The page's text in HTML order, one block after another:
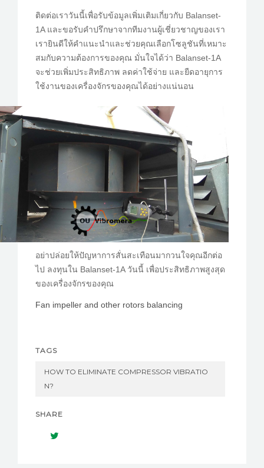
ติดต่อเราวันนี้เพื่อรับข้อมูลเพิ่มเติมเกี่ยวกับ Balanset-
1A และขอรับคำปรึกษาจากทีมงานผู้เชี่ยวชาญของเรา
เรายินดีให้คำแนะนำและช่วยคุณเลือกโซลูชันที่เหมาะ
สมกับความต้องการของคุณ มั่นใจได้ว่า Balanset-1A
จะช่วยเพิ่มประสิทธิภาพ ลดค่าใช้จ่าย และยืดอายุการ
ใช้งานของเครื่องจักรของคุณได้อย่างแน่นอน
อย่าปล่อยให้ปัญหาการสั่นสะเทือนมากวนใจคุณอีกต่อ
ไป ลงทุนใน Balanset-1A วันนี้ เพื่อประสิทธิภาพสูงสุด
ของเครื่องจักรของคุณ
Fan impeller and other rotors balancing
TAGS
HOW TO ELIMINATE COMPRESSOR VIBRATIO
N?
SHARE